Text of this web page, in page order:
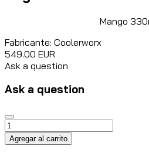
Mango
Fabricante: Coolerworx
549.00 EUR
Ask a question
Ask a question